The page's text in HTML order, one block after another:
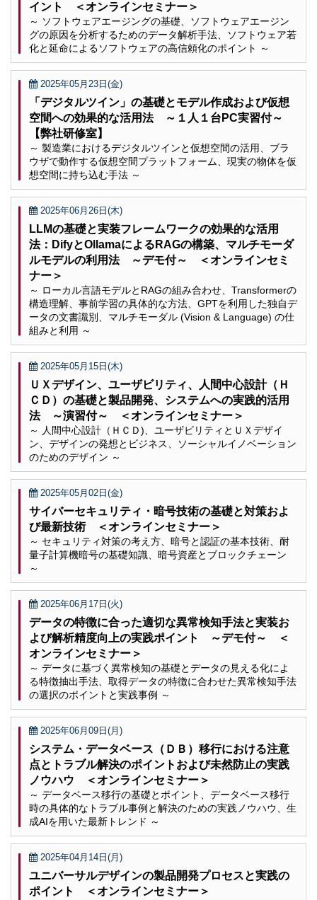
イント ＜オンラインセミナー＞
～ ソフトウェアエージングの基礎、ソフトウェアエージン
グの原因を分析するためのデータ解析手法、ソフトウェア若
化と延命によるソフトウェアの高信頼化のポイント ～
2025年05月23日(金)
「デジタルツイン」の基礎とモデル作成および仮想
空間への効果的な活用法 ～１人１台PC実習付～
【弊社研修室】
～ 製造業におけるデジタルツインと仮想空間の活用、ブラ
ウザで動作する仮想空間プラットフォーム、現実の物体を仮
想空間に持ち込む手法 ～
2025年06月26日(木)
LLMの基礎と実装フレームワークの効果的な活用
法：DifyとOllamaによるRAGの構築、マルチモーダ
ルモデルの利用法 ～デモ付～ ＜オンラインセミ
ナー＞
～ ローカル言語モデルとRAGの組み合わせ、Transformerの
構造理解、事前学習の具体的な方法、GPTを利用した独自デ
ータの文書識別、マルチモーダル (Vision & Language) の仕
組みと利用 ～
2025年05月15日(木)
ＵＸデザイン、ユーザビリティ、人間中心設計（Ｈ
ＣＤ）の基礎と製品開発、システムへの実践的活用
法 ～演習付～ ＜オンラインセミナー＞
～ 人間中心設計（ＨＣＤ)、ユーザビリティとＵＸデザイ
ン、デザインの発想とビジネス、ソーシャルイノベーション
のためのデザイン ～
2025年05月02日(金)
サイバーセキュリティ・暗号技術の基礎と対策およ
び最新技術 ＜オンラインセミナー＞
～ セキュリティ対策の考え方、暗号と認証の基本技術、耐
量子計算機暗号の基礎知識、暗号資産とブロックチェーン
～
2025年06月17日(火)
データの特徴に合った適切な異常検知手法と実装お
よび解析精度向上の実践ポイント ～デモ付～ ＜
オンラインセミナー＞
～ データに基づく異常検知の基礎とデータの見える化によ
る特徴抽出手法、取得データの特徴に合わせた異常検知手法
の選択のポイントと実践事例 ～
2025年06月09日(月)
システム・データベース（ＤＢ）移行における注意
点とトラブル解決のポイントおよび未然防止の実践
ノウハウ ＜オンラインセミナー＞
～ データベース移行の基礎とポイント、データベース移行
時の具体的なトラブル事例と解決のための実践ノウハウ、生
成AIを用いた最新トレンド ～
2025年04月14日(月)
ユニバーサルデザインの製品開発プロセスと実践の
ポイント ＜オンラインセミナー＞